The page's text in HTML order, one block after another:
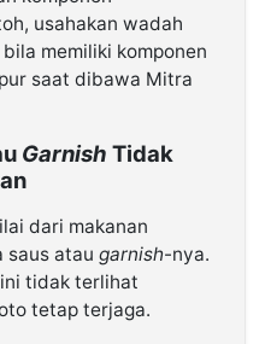
usahakan wadah
memiliki komponen
saat dibawa Mitra
Garnish Tidak
dari makanan
saus atau garnish-nya.
tidak terlihat
tetap terjaga.